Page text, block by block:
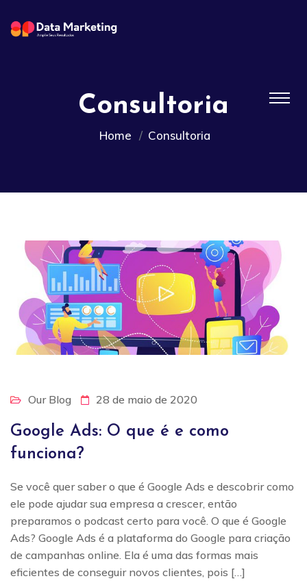
Consultoria
Home Consultoria
Our Blog 28 de maio de 2020
Google Ads: O que é e como
funciona?
Se você quer saber o que é Google Ads e descobrir como
ele pode ajudar sua empresa a crescer, então
preparamos o podcast certo para você. O que é Google
Ads? Google Ads é a plataforma do Google para criação
de campanhas online. Ela é uma das formas mais
eficientes de conseguir novos clientes, pois […]